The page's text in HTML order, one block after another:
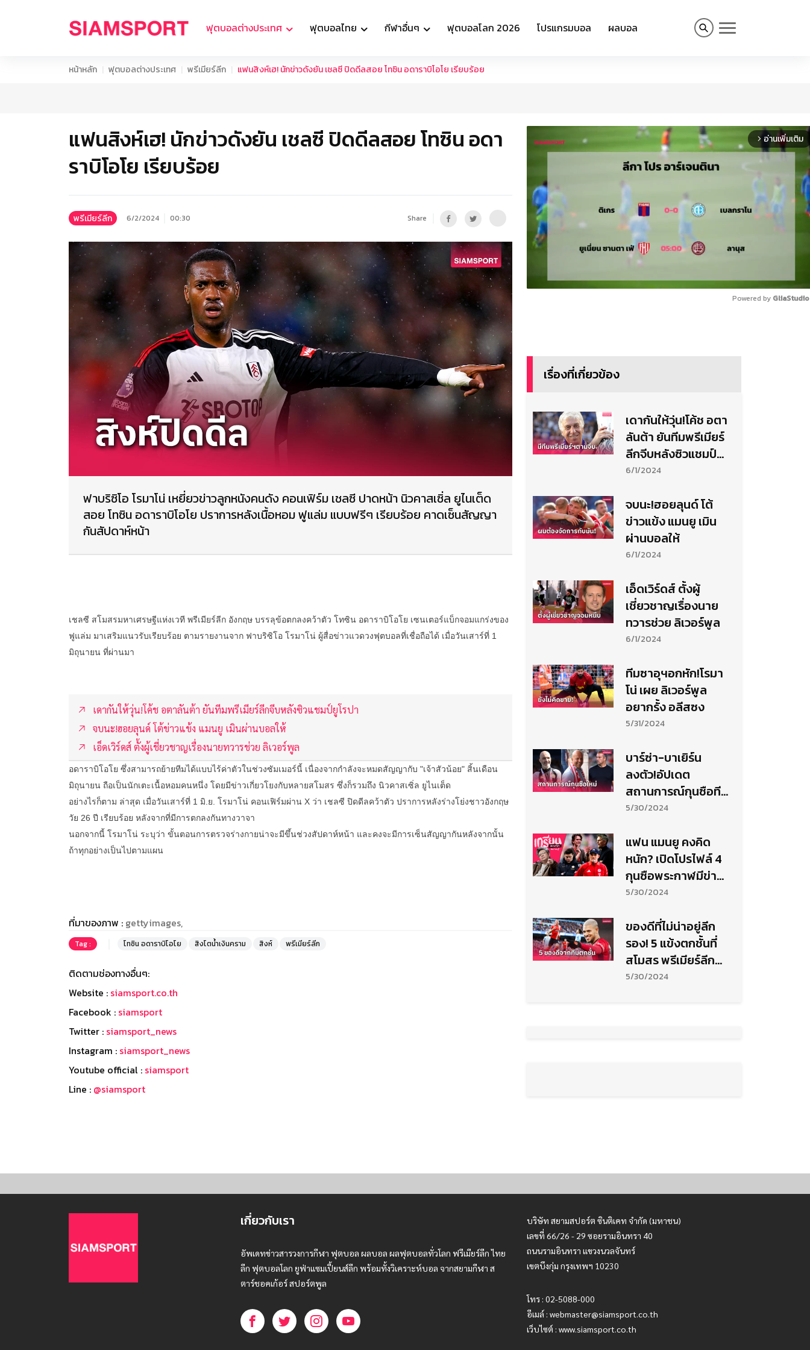
ฟุตบอลต่างประเทศ ฟุตบอลไทย กีฬาอื่นๆ ฟุตบอลโลก 2026 โปรแกรมบอล ผลบอล
หน้าหลัก ฟุตบอลต่างประเทศ พรีเมียร์ลีก แฟนสิงห์เฮ! นักข่าวดังยัน เชลซี ปิดดีลสอย โทซิน อดาราบิโอโย เรียบร้อย
แฟนสิงห์เฮ! นักข่าวดังยัน เชลซี ปิดดีลสอย โทซิน อดา
ราบิโอโย เรียบร้อย
พรีเมียร์ลีก 6/2/2024 00:30 Share
ฟาบริซิโอ โรมาโน่ เหยี่ยวข่าวลูกหนังคนดัง คอนเฟิร์ม เชลซี ปาดหน้า นิวคาสเซิ่ล ยูไนเต็ด
สอย โทซิน อดาราบิโอโย ปราการหลังเนื้อหอม ฟูแล่ม แบบฟรีๆ เรียบร้อย คาดเซ็นสัญญา
กันสัปดาห์หน้า
เชลซี สโมสรมหาเศรษฐีแห่งเวที พรีเมียร์ลีก อังกฤษ บรรลุข้อตกลงคว้าตัว โทซิน อดาราบิโอโย เซนเตอร์แบ็กจอมแกร่งของ
ฟูแล่ม มาเสริมแนวรับเรียบร้อย ตามรายงานจาก ฟาบริซิโอ โรมาโน่ ผู้สื่อข่าวแวดวงฟุตบอลที่เชื่อถือได้ เมื่อวันเสาร์ที่ 1
มิถุนายน ที่ผ่านมา
เดากันให้วุ่น!โค้ช อตาลันต้า ยันทีมพรีเมียร์ลีกจีบหลังซิวแชมป์ยูโรปา
จบนะ!ฮอยลุนด์ โต้ข่าวแข้ง แมนยู เมินผ่านบอลให้
เอ็ดเวิร์ดส์ ตั้งผู้เชี่ยวชาญเรื่องนายทวารช่วย ลิเวอร์พูล
อดาราบิโอโย ซึ่งสามารถย้ายทีมได้แบบไร้ค่าตัวในช่วงซัมเมอร์นี้ เนื่องจากกำลังจะหมดสัญญากับ "เจ้าสัวน้อย" สิ้นเดือน
มิถุนายน ถือเป็นนักเตะเนื้อหอมคนหนึ่ง โดยมีข่าวเกี่ยวโยงกับหลายสโมสร ซึ่งก็รวมถึง นิวคาสเซิ่ล ยูไนเต็ด
อย่างไรก็ตาม ล่าสุด เมื่อวันเสาร์ที่ 1 มิ.ย. โรมาโน่ คอนเฟิร์มผ่าน X ว่า เชลซี ปิดดีลคว้าตัว ปราการหลังร่างโย่งชาวอังกฤษ
วัย 26 ปี เรียบร้อย หลังจากที่มีการตกลงกันทางวาจา
นอกจากนี้ โรมาโน่ ระบุว่า ขั้นตอนการตรวจร่างกายน่าจะมีขึ้นช่วงสัปดาห์หน้า และคงจะมีการเซ็นสัญญากันหลังจากนั้น
ถ้าทุกอย่างเป็นไปตามแผน
ที่มาของภาพ : gettyimages,
Tag : โทซิน อดาราบิโอโย สิงโตน้ำเงินคราม สิงห์ พรีเมียร์ลีก
ติดตามช่องทางอื่นๆ:
Website : siamsport.co.th
Facebook : siamsport
Twitter : siamsport_news
Instagram : siamsport_news
Youtube official : siamsport
Line : @siamsport
arrow_forward_ios อ่านเพิ่มเติม
Powered by
เรื่องที่เกี่ยวข้อง
เดากันให้วุ่น!โค้ช อตา
ลันต้า ยันทีมพรีเมียร์
ลีกจีบหลังซิวแชมป์
ยูโรปา
6/1/2024
จบนะ!ฮอยลุนด์ โต้
ข่าวแข้ง แมนยู เมิน
ผ่านบอลให้
6/1/2024
เอ็ดเวิร์ดส์ ตั้งผู้
เชี่ยวชาญเรื่องนาย
ทวารช่วย ลิเวอร์พูล
6/1/2024
ทีมซาอุฯอกหัก!โรมา
โน่ เผย ลิเวอร์พูล
อยากรั้ง อลีสซง
5/31/2024
บาร์ซ่า-บาเยิร์น
ลงตัว!อัปเดต
สถานการณ์กุนซือทีม
ใหญ่ยุโรป
5/30/2024
แฟน แมนยู คงคิด
หนัก? เปิดโปรไฟล์ 4
กุนซือพระกาฬมีข่าว
เสียบ เทน ฮาก
5/30/2024
ของดีที่ไม่น่าอยู่ลีก
รอง! 5 แข้งตกชั้นที่
สโมสร พรีเมียร์ลีก
ควรเซ็นร่วมทัพ
5/30/2024
เกี่ยวกับเรา
อัพเดทข่าวสารวงการกีฬา ฟุตบอล ผลบอล ผลฟุตบอลทั่วโลก ฟรีเมียร์ลีก ไทย
ลีก ฟุตบอลโลก ยูฟ่าแซมเปี้ยนส์ลีก พร้อมทั้งวิเคราะห์บอล จากสยามกีฬา ส
ตาร์ชอคเก้อร์ สปอร์ตพูล
บริษัท สยามสปอร์ต ซินติเคท จำกัด (มหาชน)
เลขที่ 66/26 - 29 ซอยรามอินทรา 40
ถนนรามอินทรา แขวงนวลจันทร์
เขตบึงกุ่ม กรุงเทพฯ 10230
โทร : 02-5088-000
อีเมล์ : webmaster@siamsport.co.th
เว็บไซต์ : www.siamsport.co.th